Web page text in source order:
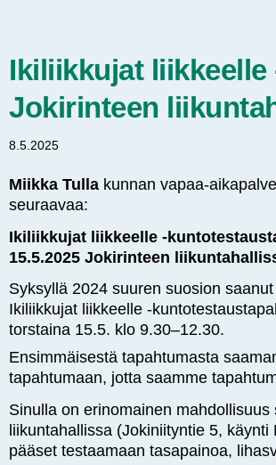
Ikiliikkujat liikkeelle
Jokirinteen
8.5.2025
Miikka Tulla kunnan vapaa-
seuraavaa:
Ikiliikkujat liikkeelle -
15.5.2025 Jokirinteen
Syksyllä 2024 suuren suosion
Ikiliikkujat liikkeelle -
torstaina 15.5. klo 9.30–12.30.
Ensimmäisestä tapahtumasta
tapahtumaan, jotta saamme
Sinulla on erinomainen
liikuntahallissa (Jokiniityntie 5,
pääset testaamaan tasapainoa,